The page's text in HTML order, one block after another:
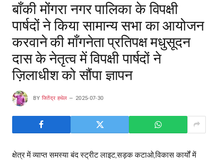
बाँकी मोंगरा नगर पालिका के विपक्षी
पार्षदों ने किया सामान्य सभा का आयोजन
करवाने की माँगनेता प्रतिपक्ष मधुसूदन
दास के नेतृत्व में विपक्षी पार्षदों ने
ज़िलाधीश को सौंपा ज्ञापन
BY जितेंद्र हथेल 2025-07-30
क्षेत्र में व्याप्त समस्या बंद स्ट्रीट लाइट,सड़क कटाओ,विकास कार्यों में